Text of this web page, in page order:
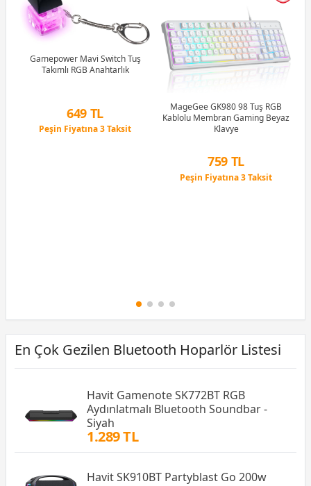
Gamepower Mavi Switch Tuş
Takımlı RGB Anahtarlık
649 TL
Peşin Fiyatına 3 Taksit
MageGee GK980 98 Tuş RGB
Kablolu Membran Gaming Beyaz
Klavye
759 TL
Peşin Fiyatına 3 Taksit
En Çok Gezilen Bluetooth Hoparlör Listesi
Havit Gamenote SK772BT RGB
Aydınlatmalı Bluetooth Soundbar -
Siyah
1.289 TL
Havit SK910BT Partyblast Go 200w